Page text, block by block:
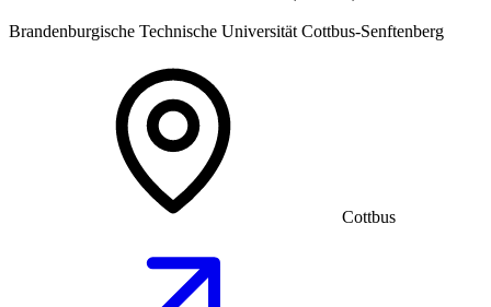
Brandenburgische Technische Universität Cottbus-Senftenberg
Cottbus